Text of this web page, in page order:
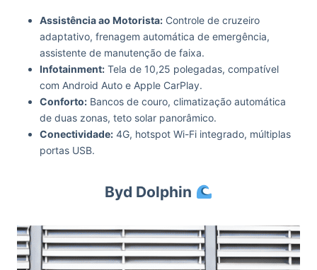
Assistência ao Motorista: Controle de cruzeiro
adaptativo, frenagem automática de emergência,
assistente de manutenção de faixa.
Infotainment: Tela de 10,25 polegadas, compatível
com Android Auto e Apple CarPlay.
Conforto: Bancos de couro, climatização automática
de duas zonas, teto solar panorâmico.
Conectividade: 4G, hotspot Wi-Fi integrado, múltiplas
portas USB.
Byd Dolphin